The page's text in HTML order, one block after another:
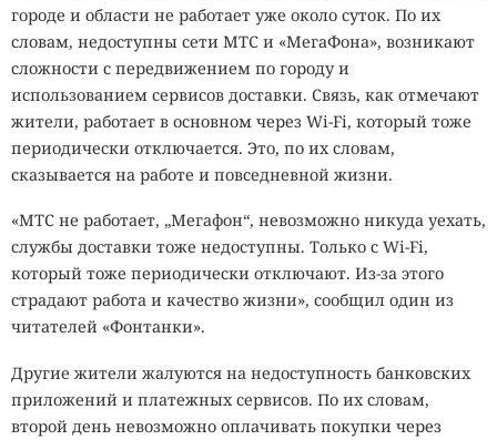
городе и области не работает уже около суток. По их
словам, недоступны сети МТС и «МегаФона», возникают
сложности с передвижением по городу и
использованием сервисов доставки. Связь, как отмечают
жители, работает в основном через Wi-Fi, который тоже
периодически отключается. Это, по их словам,
сказывается на работе и повседневной жизни.
«МТС не работает, „Мегафон“, невозможно никуда уехать,
службы доставки тоже недоступны. Только с Wi-Fi,
который тоже периодически отключают. Из-за этого
страдают работа и качество жизни», сообщил один из
читателей «Фонтанки».
Другие жители жалуются на недоступность банковских
приложений и платежных сервисов. По их словам,
второй день невозможно оплачивать покупки через